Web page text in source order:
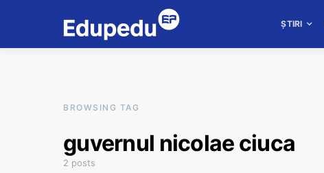
ȘTIRI
BROWSING TAG
guvernul nicolae ciuca
2 posts